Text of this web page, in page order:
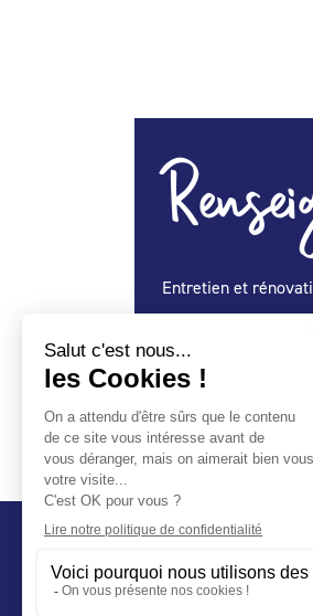
Entretien et
Spécialité
Spécialité
Spécialité Spa :